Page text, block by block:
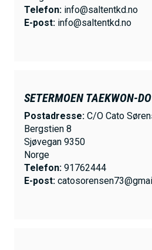
Telefon: info@saltentkd.no
E-post: info@saltentkd.no
SETERMOEN TAEKWON-
Postadresse: C/O Cato
Bergstien 8
Sjøvegan 9350
Norge
Telefon: 91762444
E-post: